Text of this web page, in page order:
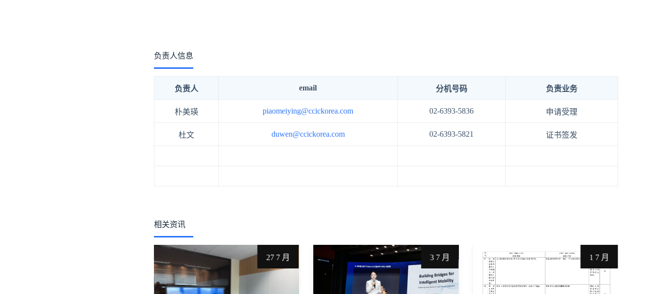
负责人信息
负责人 email 分机号码 负责业务
朴美瑛 piaomeiying@ccickorea.com 02-6393-5836 申请受理
杜文 duwen@ccickorea.com 02-6393-5821 证书签发
相关资讯
27 7 月 3 7 月 1 7 月